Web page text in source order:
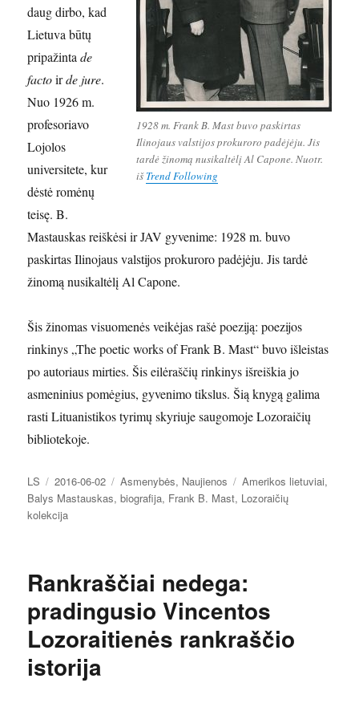
1928 m. Frank B. Mast buvo paskirtas
Ilinojaus valstijos prokuroro padėjėju. Jis
tardė žinomą nusikaltėlį Al Capone. Nuotr.
išTrend Following
daug dirbo, kad
Lietuva būtų
pripažinta de
factoirde jure.
Nuo 1926 m.
profesoriavo
Lojolos
universitete, kur
dėstė romėnų
teisę. B.
Mastauskas reiškėsi ir JAV gyvenime: 1928 m. buvo
paskirtas Ilinojaus valstijos prokuroro padėjėju. Jis tardė
žinomą nusikaltėlį Al Capone.
Šis žinomas visuomenės veikėjas rašė poeziją: poezijos
rinkinys „The poetic works of Frank B. Mast“ buvo išleistas
po autoriaus mirties. Šis eilėraščių rinkinys išreiškia jo
asmeninius pomėgius, gyvenimo tikslus. Šią knygą galima
rasti Lituanistikos tyrimų skyriuje saugomoje Lozoraičių
bibliotekoje.
Autorius
LS Paskelbta
2016-06-02 Kategorijos
Asmenybės, Naujienos Žymos
Amerikos lietuviai,
Balys Mastauskas,biografija, Frank B. Mast, Lozoraičių
kolekcija
Rankraščiai nedega:
pradingusio Vincentos
Lozoraitienės rankraščio
istorija